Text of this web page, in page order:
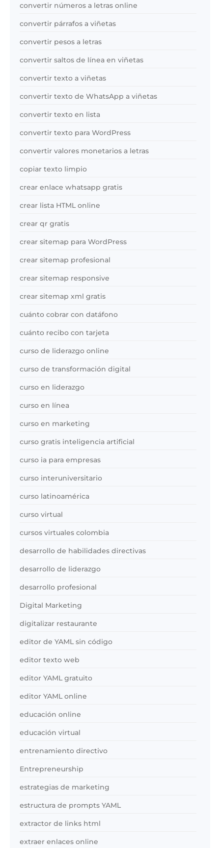
convertir números a letras online
convertir párrafos a viñetas
convertir pesos a letras
convertir saltos de línea en viñetas
convertir texto a viñetas
convertir texto de WhatsApp a viñetas
convertir texto en lista
convertir texto para WordPress
convertir valores monetarios a letras
copiar texto limpio
crear enlace whatsapp gratis
crear lista HTML online
crear qr gratis
crear sitemap para WordPress
crear sitemap profesional
crear sitemap responsive
crear sitemap xml gratis
cuánto cobrar con datáfono
cuánto recibo con tarjeta
curso de liderazgo online
curso de transformación digital
curso en liderazgo
curso en línea
curso en marketing
curso gratis inteligencia artificial
curso ia para empresas
curso interuniversitario
curso latinoamérica
curso virtual
cursos virtuales colombia
desarrollo de habilidades directivas
desarrollo de liderazgo
desarrollo profesional
Digital Marketing
digitalizar restaurante
editor de YAML sin código
editor texto web
editor YAML gratuito
editor YAML online
educación online
educación virtual
entrenamiento directivo
Entrepreneurship
estrategias de marketing
estructura de prompts YAML
extractor de links html
extraer enlaces online